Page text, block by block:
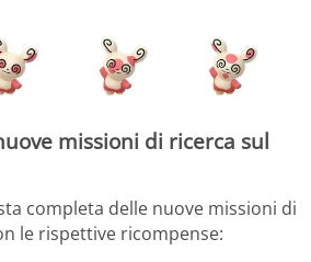
missioni di ricerca sul
completa delle nuove missioni di
le rispettive ricompense: